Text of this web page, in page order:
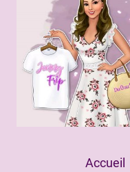
Accueil